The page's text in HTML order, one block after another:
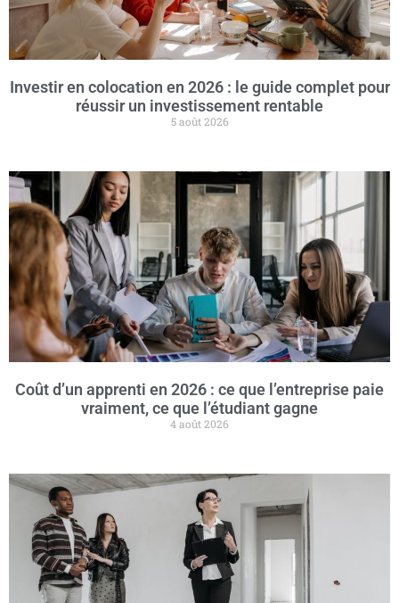
Investir en colocation en 2026 : le guide complet pour
réussir un investissement rentable
5 août 2026
Coût d’un apprenti en 2026 : ce que l’entreprise paie
vraiment, ce que l’étudiant gagne
4 août 2026